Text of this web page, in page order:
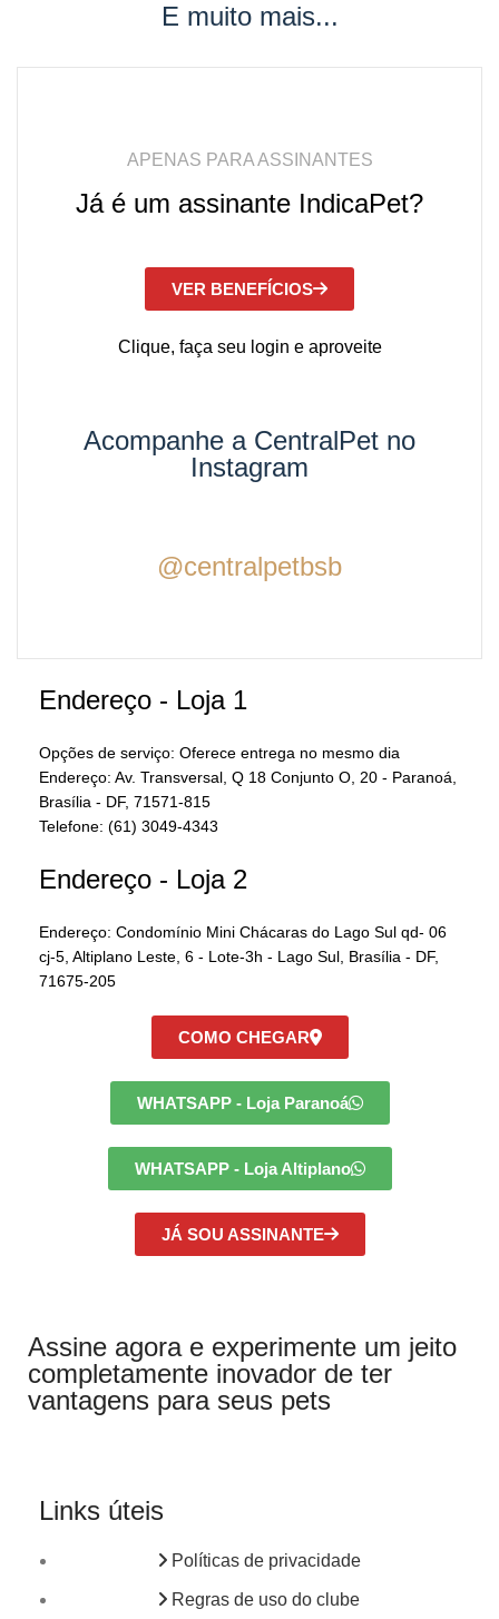
E muito mais...
APENAS PARA ASSINANTES
Já é um assinante IndicaPet?
VER BENEFÍCIOS
Clique, faça seu login e aproveite
Acompanhe a CentralPet no
Instagram
@centralpetbsb
Endereço - Loja 1
Opções de serviço: Oferece entrega no mesmo dia
Endereço: Av. Transversal, Q 18 Conjunto O, 20 - Paranoá,
Brasília - DF, 71571-815
Telefone: (61) 3049-4343
Endereço - Loja 2
Endereço: Condomínio Mini Chácaras do Lago Sul qd- 06
cj-5, Altiplano Leste, 6 - Lote-3h - Lago Sul, Brasília - DF,
71675-205
COMO CHEGAR
WHATSAPP - Loja Paranoá
WHATSAPP - Loja Altiplano
JÁ SOU ASSINANTE
Assine agora e experimente um jeito
completamente inovador de ter
vantagens para seus pets
Links úteis
Políticas de privacidade
Regras de uso do clube